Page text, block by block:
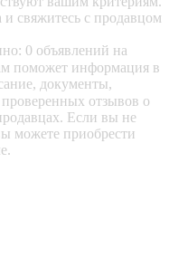
свяжитесь с продавцом
0 объявлений на
поможет информация в
документы,
отзывов о
Если вы не
можете приобрести